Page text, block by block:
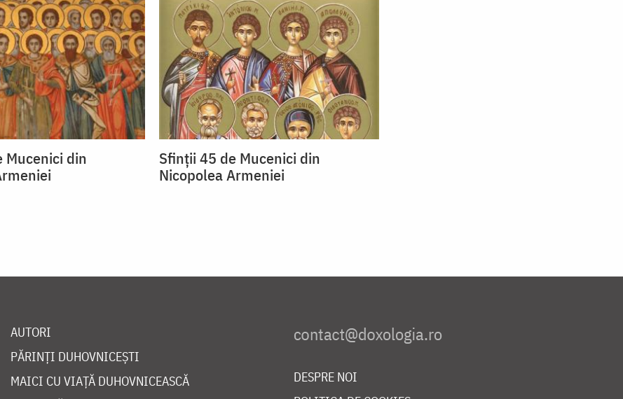
Mucenici din
Sfinții 45 de Mucenici din
Nicopolea Armeniei
AUTORI
PĂRINȚI DUHOVNICEȘTI
MAICI CU VIAȚĂ DUHOVNICEASCĂ
DESPRE NOI